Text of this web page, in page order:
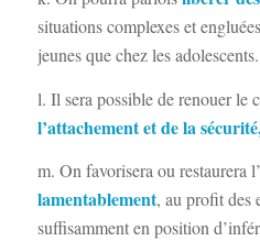
situations complexes et
jeunes que chez les adolescents.
l. Il sera possible de renouer le
l’attachement et de la
m. On favorisera ou restaurera
lamentablement, au profit des
suffisamment en position